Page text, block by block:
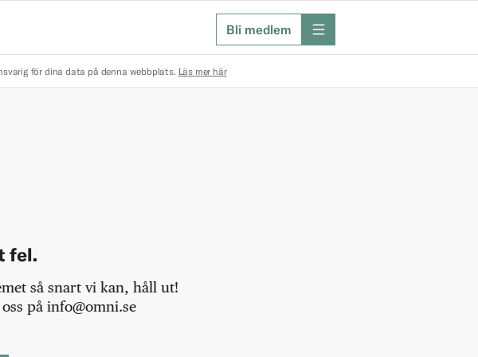
Bli medlem meny
för dina data på denna webbplats. Läs mer här
fel.
så snart vi kan, håll ut!
på info@omni.se